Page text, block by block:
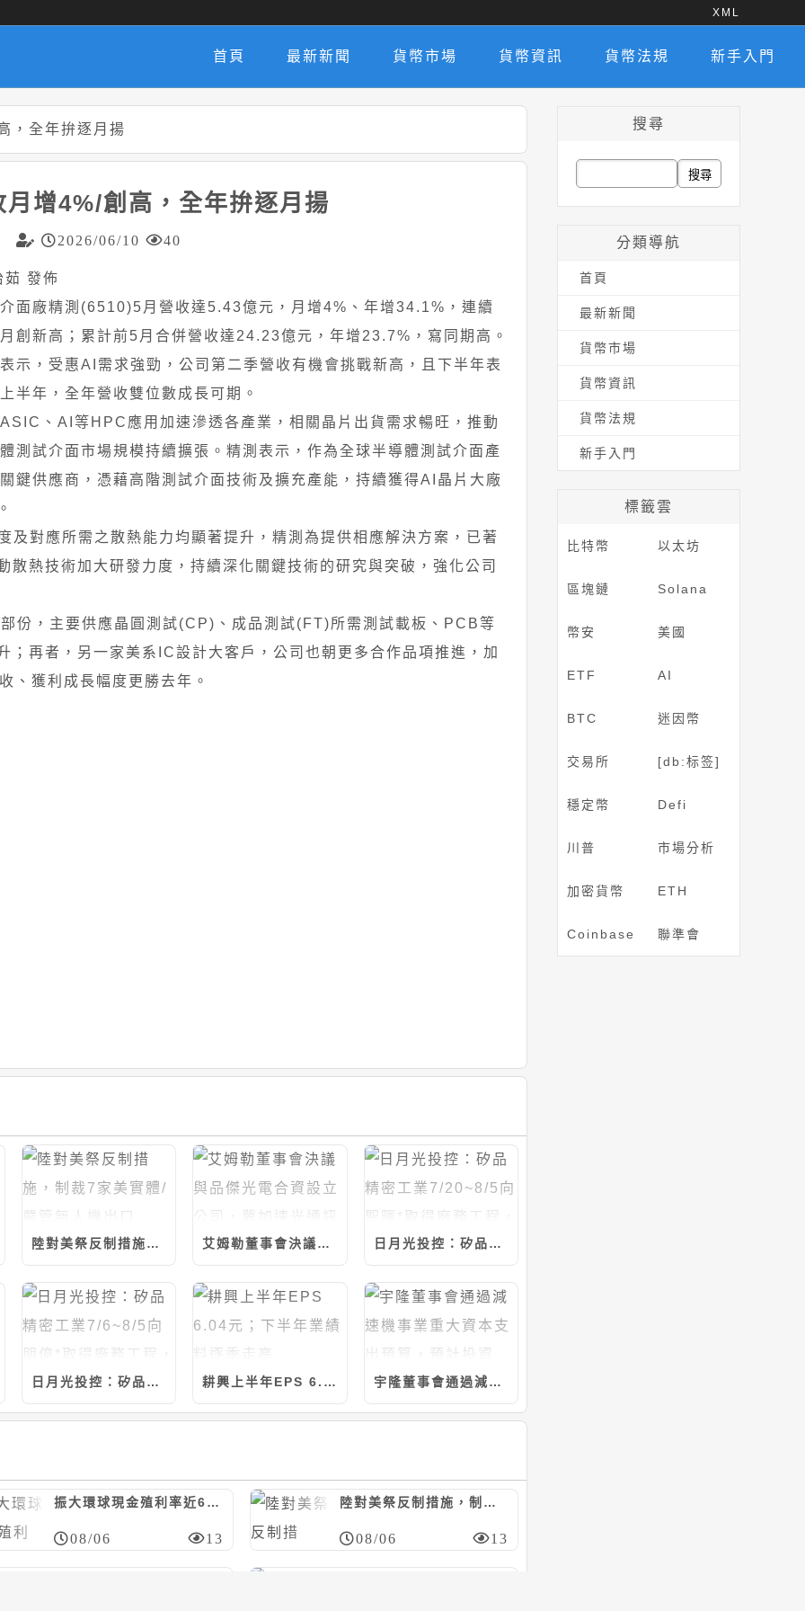
XML
首頁 最新新聞 貨幣市場 貨幣資訊 貨幣法規 新手入門
，全年拚逐月揚
增4%/創高，全年拚逐月揚
2026/06/10 40
發佈
面廠精測(6510)5月營收達5.43億元，月增4%、年增34.1%，連續
創新高；累計前5月合併營收達24.23億元，年增23.7%，寫同期高。
示，受惠AI需求強勁，公司第二季營收有機會挑戰新高，且下半年表
半年，全年營收雙位數成長可期。
、AI等HPC應用加速滲透各產業，相關晶片出貨需求暢旺，推動
測試介面市場規模持續擴張。精測表示，作為全球半導體測試介面產
鍵供應商，憑藉高階測試介面技術及擴充產能，持續獲得AI晶片大廠
及對應所需之散熱能力均顯著提升，精測為提供相應解決方案，已著
散熱技術加大研發力度，持續深化關鍵技術的研究與突破，強化公司
份，主要供應晶圓測試(CP)、成品測試(FT)所需測試載板、PCB等
；再者，另一家美系IC設計大客戶，公司也朝更多合作品項推進，加
、獲利成長幅度更勝去年。
陸對美祭反制措施，制裁7家美實體/嚴管無人機出口 艾姆勒董事會決議與品傑光電合資設立公司，冀加速光通訊產品發展 日月光投控：矽品精密工業7/20~8/5向聖暉*取得廠務工程，計約20.46億元
日月光投控：矽品精密工業7/6~8/5向朋億*取得廠務工程，計約7.14億元 耕興上半年EPS 6.04元；下半年業績料逐季走高 宇隆董事會通過減速機事業重大資本支出預算，預計投資5.21億元
振大環球現金殖利率近6%；今年營運看正向
08/06 13
陸對美祭反制措施，制裁7家美實體/嚴管無人機出口
08/06 13
搜尋
字:
分類導航
首頁
最新新聞
貨幣市場
貨幣資訊
貨幣法規
新手入門
標籤雲
比特幣 以太坊
區塊鏈 Solana
幣安 美國
ETF AI
BTC 迷因幣
交易所 [db:标签]
穩定幣 Defi
川普 市場分析
加密貨幣 ETH
Coinbase 聯準會